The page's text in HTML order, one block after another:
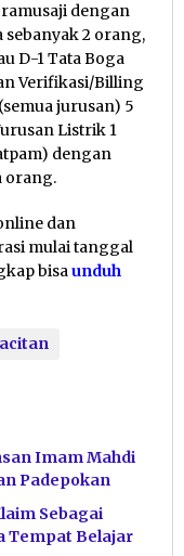
dengan
sebanyak 2 orang,
D-1 Tata Boga
Verifikasi/Billing
jurusan) 5
Listrik 1
dengan
orang.
dan
mulai tanggal
bisaunduh
Imam Mahdi
Padepokan
Sebagai
Tempat Belajar